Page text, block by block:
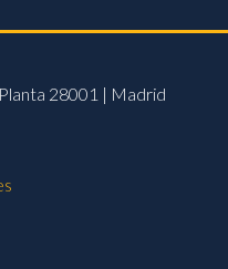
28001 | Madrid